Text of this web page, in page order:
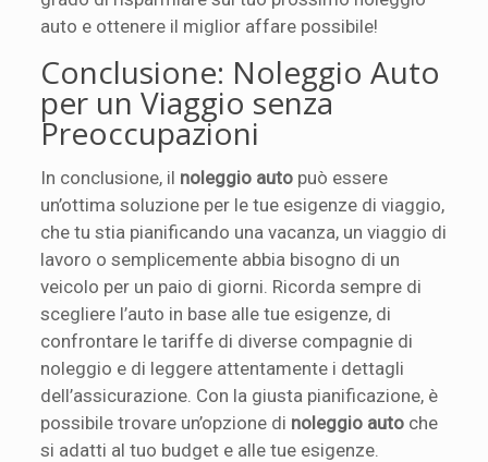
auto e ottenere il miglior affare possibile!
Conclusione: Noleggio Auto
per un Viaggio senza
Preoccupazioni
In conclusione, il noleggio auto può essere
un’ottima soluzione per le tue esigenze di viaggio,
che tu stia pianificando una vacanza, un viaggio di
lavoro o semplicemente abbia bisogno di un
veicolo per un paio di giorni. Ricorda sempre di
scegliere l’auto in base alle tue esigenze, di
confrontare le tariffe di diverse compagnie di
noleggio e di leggere attentamente i dettagli
dell’assicurazione. Con la giusta pianificazione, è
possibile trovare un’opzione di noleggio auto che
si adatti al tuo budget e alle tue esigenze.